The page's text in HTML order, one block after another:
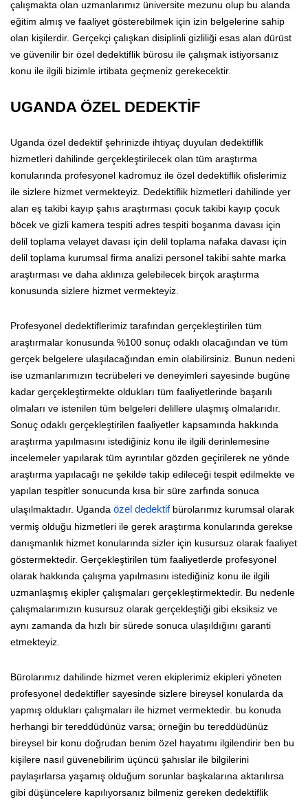
çalışmakta olan uzmanlarımız üniversite mezunu olup bu alanda
eğitim almış ve faaliyet gösterebilmek için izin belgelerine sahip
olan kişilerdir. Gerçekçi çalışkan disiplinli gizliliği esas alan dürüst
ve güvenilir bir özel dedektiflik bürosu ile çalışmak istiyorsanız
konu ile ilgili bizimle irtibata geçmeniz gerekecektir.
UGANDA ÖZEL DEDEKTİF
Uganda özel dedektif şehrinizde ihtiyaç duyulan dedektiflik
hizmetleri dahilinde gerçekleştirilecek olan tüm araştırma
konularında profesyonel kadromuz ile özel dedektiflik ofislerimiz
ile sizlere hizmet vermekteyiz. Dedektiflik hizmetleri dahilinde yer
alan eş takibi kayıp şahıs araştırması çocuk takibi kayıp çocuk
böcek ve gizli kamera tespiti adres tespiti boşanma davası için
delil toplama velayet davası için delil toplama nafaka davası için
delil toplama kurumsal firma analizi personel takibi sahte marka
araştırması ve daha aklınıza gelebilecek birçok araştırma
konusunda sizlere hizmet vermekteyiz.
Profesyonel dedektiflerimiz tarafından gerçekleştirilen tüm
araştırmalar konusunda %100 sonuç odaklı olacağından ve tüm
gerçek belgelere ulaşılacağından emin olabilirsiniz. Bunun nedeni
ise uzmanlarımızın tecrübeleri ve deneyimleri sayesinde bugüne
kadar gerçekleştirmekte oldukları tüm faaliyetlerinde başarılı
olmaları ve istenilen tüm belgeleri delillere ulaşmış olmalarıdır.
Sonuç odaklı gerçekleştirilen faaliyetler kapsamında hakkında
araştırma yapılmasını istediğiniz konu ile ilgili derinlemesine
incelemeler yapılarak tüm ayrıntılar gözden geçirilerek ne yönde
araştırma yapılacağı ne şekilde takip edileceği tespit edilmekte ve
yapılan tespitler sonucunda kısa bir süre zarfında sonuca
ulaşılmaktadır. Uganda özel dedektifbürolarımız kurumsal olarak
vermiş olduğu hizmetleri ile gerek araştırma konularında gerekse
danışmanlık hizmet konularında sizler için kusursuz olarak faaliyet
göstermektedir. Gerçekleştirilen tüm faaliyetlerde profesyonel
olarak hakkında çalışma yapılmasını istediğiniz konu ile ilgili
uzmanlaşmış ekipler çalışmaları gerçekleştirmektedir. Bu nedenle
çalışmalarımızın kusursuz olarak gerçekleştiği gibi eksiksiz ve
aynı zamanda da hızlı bir sürede sonuca ulaşıldığını garanti
etmekteyiz.
Bürolarımız dahilinde hizmet veren ekiplerimiz ekipleri yöneten
profesyonel dedektifler sayesinde sizlere bireysel konularda da
yapmış oldukları çalışmaları ile hizmet vermektedir. bu konuda
herhangi bir tereddüdünüz varsa; örneğin bu tereddüdünüz
bireysel bir konu doğrudan benim özel hayatımı ilgilendirir ben bu
kişilere nasıl güvenebilirim üçüncü şahıslar ile bilgilerini
paylaşırlarsa yaşamış olduğum sorunlar başkalarına aktarılırsa
gibi düşüncelere kapılıyorsanız bilmeniz gereken dedektiflik